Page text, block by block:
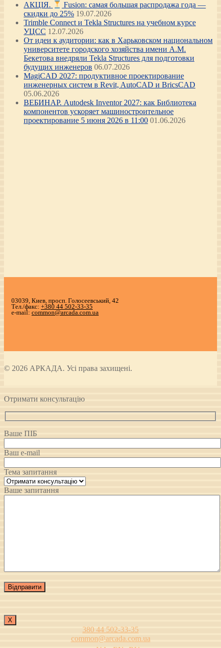
АКЦІЯ.
Fusion: самая большая распродажа года —
скидки до 25% 19.07.2026
Trimble Connect и Tekla Structures на учебном курсе
УЦСС 12.07.2026
От идеи к аудитории: как в Харьковском национальном
университете городского хозяйства имени А.М.
Бекетова внедряли Tekla Structures для подготовки
будущих инженеров 06.07.2026
MagiCAD 2027: продуктивное проектирование
инженерных систем в Revit, AutoCAD и BricsCAD
05.06.2026
ВЕБИНАР. Autodesk Inventor 2027: как Библиотека
компонентов ускоряет машиностроительное
проектирование 5 июня 2026 в 11:00 01.06.2026
03039, Киев, просп. Голосеевський, 42
Тел./факс: +380 44 502-33-35
e-mail: common@arcada.com.ua
© 2026 АРКАДА. Усі права захищені.
Отримати консультацію
Ваше ПІБ
Ваш e-mail
Тема запитання
Ваше запитання
Х
380 44 502-33-35
common@arcada.com.ua